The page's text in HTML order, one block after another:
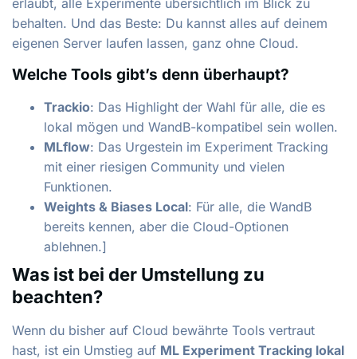
erlaubt, alle Experimente übersichtlich im Blick zu
behalten. Und das Beste: Du kannst alles auf deinem
eigenen Server laufen lassen, ganz ohne Cloud.
Welche Tools gibt’s denn überhaupt?
Trackio: Das Highlight der Wahl für alle, die es
lokal mögen und WandB-kompatibel sein wollen.
MLflow: Das Urgestein im Experiment Tracking
mit einer riesigen Community und vielen
Funktionen.
Weights & Biases Local: Für alle, die WandB
bereits kennen, aber die Cloud-Optionen
ablehnen.]
Was ist bei der Umstellung zu
beachten?
Wenn du bisher auf Cloud bewährte Tools vertraut
hast, ist ein Umstieg auf ML Experiment Tracking lokal